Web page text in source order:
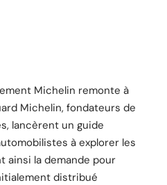
Michelin remonte à
Michelin, fondateurs de
lancèrent un guide
à explorer les
ainsi la demande pour
distribué